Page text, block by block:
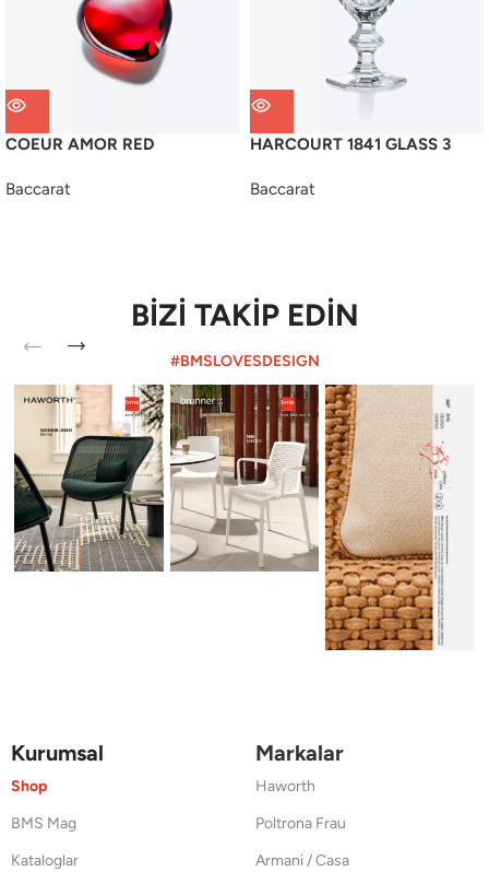
COEUR AMOR RED
Baccarat
HARCOURT 1841 GLASS 3
Baccarat
BİZİ TAKİP EDİN
#BMSLOVESDESIGN
Kurumsal
Shop
BMS Mag
Kataloglar
Markalar
Haworth
Poltrona Frau
Armani / Casa